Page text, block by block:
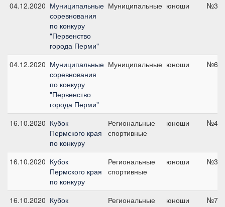
04.12.2020 Муниципальные
соревнования
по конкуру
"Первенство
города Перми"
Муниципальные юноши №3,
04.12.2020 Муниципальные
соревнования
по конкуру
"Первенство
города Перми"
Муниципальные юноши №6,
16.10.2020 Кубок
Пермского края
по конкуру
Региональные
спортивные
юноши №4,
16.10.2020 Кубок
Пермского края
по конкуру
Региональные
спортивные
юноши №3,
16.10.2020 Кубок
Региональные
юноши №7,